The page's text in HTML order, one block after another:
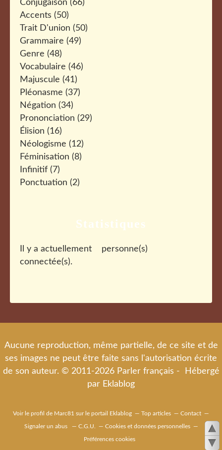
Conjugaison (66)
Accents (50)
Trait D'union (50)
Grammaire (49)
Genre (48)
Vocabulaire (46)
Majuscule (41)
Pléonasme (37)
Négation (34)
Prononciation (29)
Élision (16)
Néologisme (12)
Féminisation (8)
Infinitif (7)
Ponctuation (2)
Statistiques
Il y a actuellement
personne(s)
connectée(s).
Aucune reproduction, même partielle, de ce site et de
ses images ne peut être faite sans l'autorisation écrite
de son auteur. © 2011-2026 Parler français - Hébergé
par Eklablog
Voir le profil de Marc81 sur le portail Eklablog Top articles Contact
Signaler un abus C.G.U. Cookies et données personnelles
Préférences cookies